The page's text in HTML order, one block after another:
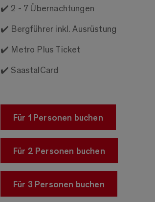
✔️ 2 - 7 Übernachtungen
✔️ Bergführer inkl. Ausrüstung
✔️ Metro Plus Ticket
✔️ SaastalCard
Für 1 Personen buchen
Für 2 Personen buchen
Für 3 Personen buchen